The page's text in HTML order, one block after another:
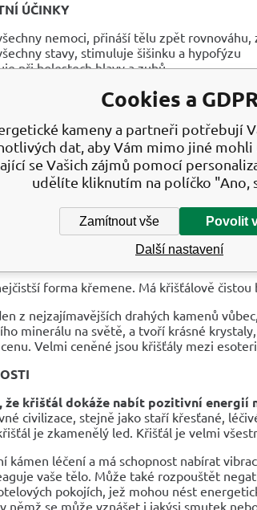
ÚČINKY
nemoci, přináší tělu zpět rovnováhu,
stavy, stimuluje šišinku a hypofýzu
při bolestech hlavy a zubů
při průjmech, utišuje bolest hlavy
popáleniny
NABÍJENÍ
čistíme nejlépe přes noc ponořením do
můžeme položit na minerál hematit,
ponechat libovolně dlouho
forma křemene. Má křišťálově
z nejzajímavějších drahých kamenů
minerálu na světě, a tvoří krásné
Velmi ceněné jsou křišťály mezi
že křišťál dokáže nabít pozitivní energií
civilizace, stejně jako staří křesťané,
je zkamenělý led. Křišťál je velmi
kámen léčení a má schopnost nabírat
vaše tělo. Může také rozpouštět
pokojích, jež mohou nést
němž se může vznášet i jakýsi smutek
Cookies a
kameny a partneři potřebují
dat, aby Vám mimo jiné mohli
se Vašich zájmů pomocí
udělíte kliknutím na políčko "Ano,
Zamítnout vše Povolit
Další nastavení